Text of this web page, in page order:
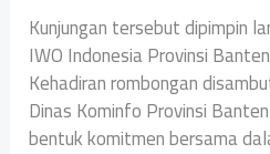
Kunjungan tersebut dipimpin
IWO Indonesia Provinsi
Kehadiran rombongan
Dinas Kominfo Provinsi
bentuk komitmen bersama